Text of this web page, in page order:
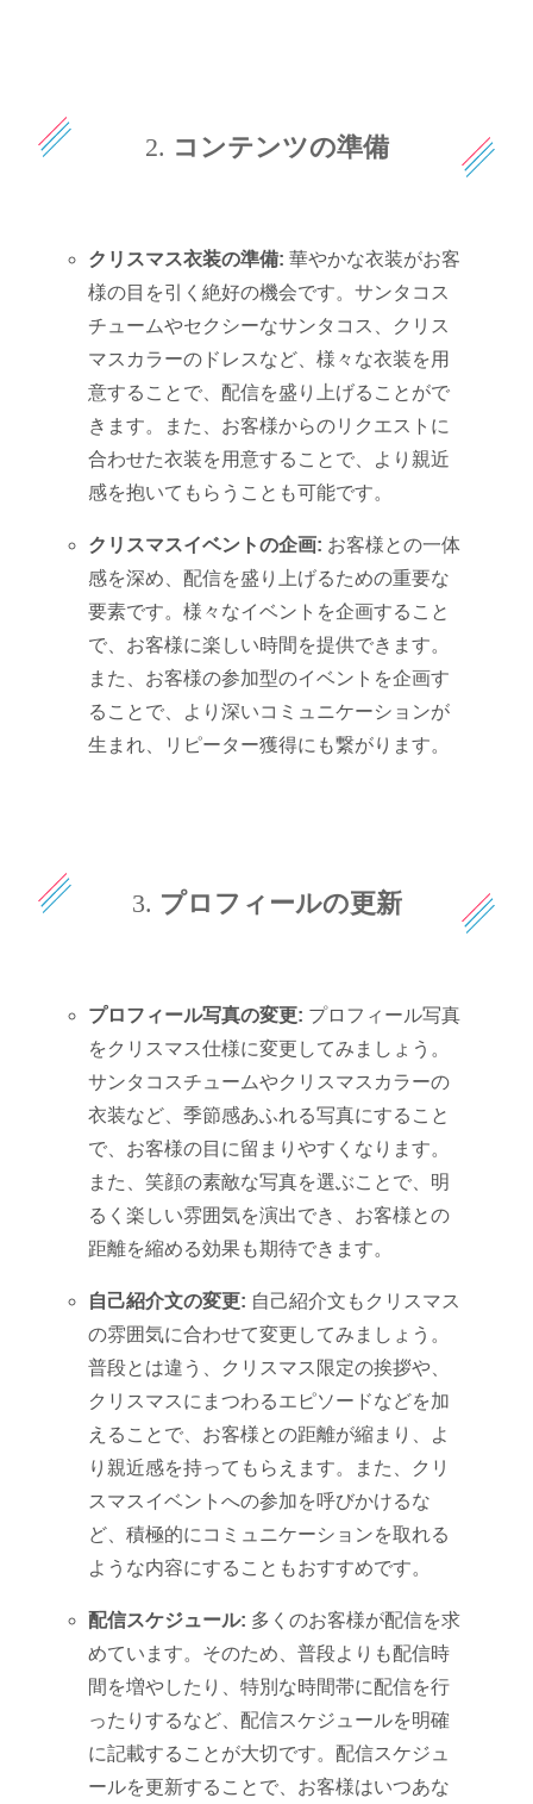
2. コンテンツの準備
クリスマス衣装の準備: 華やかな衣装がお客
様の目を引く絶好の機会です。サンタコス
チュームやセクシーなサンタコス、クリス
マスカラーのドレスなど、様々な衣装を用
意することで、配信を盛り上げることがで
きます。また、お客様からのリクエストに
合わせた衣装を用意することで、より親近
感を抱いてもらうことも可能です。
クリスマスイベントの企画: お客様との一体
感を深め、配信を盛り上げるための重要な
要素です。様々なイベントを企画すること
で、お客様に楽しい時間を提供できます。
また、お客様の参加型のイベントを企画す
ることで、より深いコミュニケーションが
生まれ、リピーター獲得にも繋がります。
3. プロフィールの更新
プロフィール写真の変更: プロフィール写真
をクリスマス仕様に変更してみましょう。
サンタコスチュームやクリスマスカラーの
衣装など、季節感あふれる写真にすること
で、お客様の目に留まりやすくなります。
また、笑顔の素敵な写真を選ぶことで、明
るく楽しい雰囲気を演出でき、お客様との
距離を縮める効果も期待できます。
自己紹介文の変更: 自己紹介文もクリスマス
の雰囲気に合わせて変更してみましょう。
普段とは違う、クリスマス限定の挨拶や、
クリスマスにまつわるエピソードなどを加
えることで、お客様との距離が縮まり、よ
り親近感を持ってもらえます。また、クリ
スマスイベントへの参加を呼びかけるな
ど、積極的にコミュニケーションを取れる
ような内容にすることもおすすめです。
配信スケジュール: 多くのお客様が配信を求
めています。そのため、普段よりも配信時
間を増やしたり、特別な時間帯に配信を行
ったりするなど、配信スケジュールを明確
に記載することが大切です。配信スケジュ
ールを更新することで、お客様はいつあな